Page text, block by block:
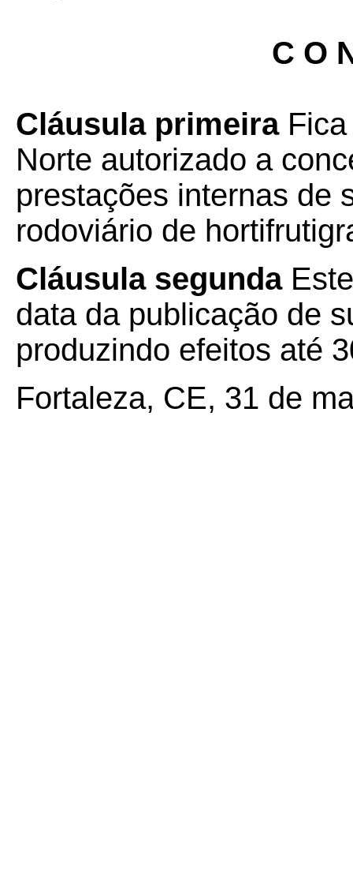
C O
Cláusula primeiraFica
Norte autorizado a
prestações internas de
rodoviário de
Cláusula segunda
data da publicação de
produzindo efeitos até
Fortaleza, CE, 31 de